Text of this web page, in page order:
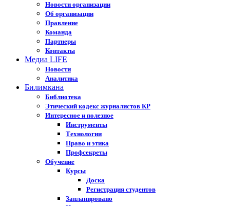
Новости организации
Об организации
Правление
Команда
Партнеры
Контакты
Медиа LIFE
Новости
Аналитика
Билимкана
Библиотека
Этический кодекс журналистов КР
Интересное и полезное
Инструменты
Технологии
Право и этика
Профсекреты
Обучение
Курсы
Доска
Регистрация студентов
Запланировано